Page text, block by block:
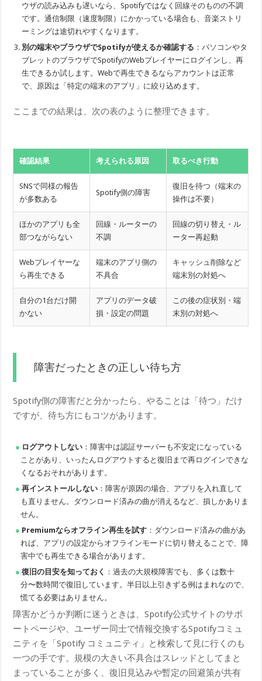
ウザの読み込みも遅いなら、Spotifyではなく回線そのものの不調
です。通信制限（速度制限）にかかっている場合も、音楽ストリ
ーミングは途切れやすくなります。
別の端末やブラウザでSpotifyが使えるか確認する ：パソコンやタ
ブレットのブラウザでSpotifyのWebプレイヤーにログインし、再
生できるか試します。Webで再生できるならアカウントは正常
で、原因は「特定の端末のアプリ」に絞り込めます。
ここまでの結果は、次の表のように整理できます。
確認結果 考えられる原因 取るべき行動
SNSで同様の報告
が多数ある
Spotify側の障害
復旧を待つ（端末の
操作は不要）
ほかのアプリも全
部つながらない
回線・ルーターの
不調
回線の切り替え・ル
ーター再起動
Webプレイヤーな
ら再生できる
端末のアプリ側の
不具合
キャッシュ削除など
端末別の対処へ
自分の1台だけ開
かない
アプリのデータ破
損・設定の問題
この後の症状別・端
末別の対処へ
障害だったときの正しい待ち方
Spotify側の障害だと分かったら、やることは「待つ」だけ
ですが、待ち方にもコツがあります。
ログアウトしない ：障害中は認証サーバーも不安定になっている
ことがあり、いったんログアウトすると復旧まで再ログインできな
くなるおそれがあります。
再インストールしない ：障害が原因の場合、アプリを入れ直して
も直りません。ダウンロード済みの曲が消えるなど、損しかありま
せん。
Premiumならオフライン再生を試す ：ダウンロード済みの曲があ
れば、アプリの設定からオフラインモードに切り替えることで、障
害中でも再生できる場合があります。
復旧の目安を知っておく ：過去の大規模障害でも、多くは数十
分〜数時間で復旧しています。半日以上引きずる例はまれなので、
慌てる必要はありません。
障害かどうか判断に迷うときは、Spotify公式サイトのサポ
ートページや、ユーザー同士で情報交換するSpotifyコミュ
ニティを「Spotify コミュニティ」と検索して見に行くのも
一つの手です。規模の大きい不具合はスレッドとしてまと
まっていることが多く、復旧見込みや暫定の回避策が共有